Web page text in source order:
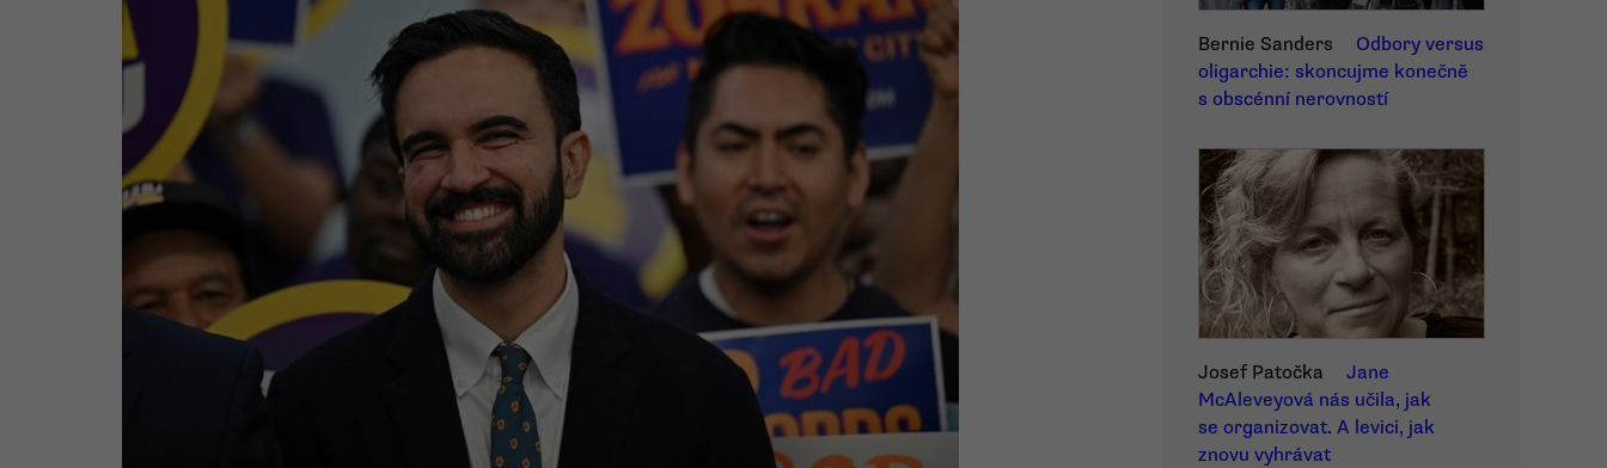
Bernie Sanders
Odbory versus
oligarchie: skoncujme konečně
s obscénní nerovností
Josef Patočka
Jane
McAleveyová nás učila, jak
se organizovat. A levici, jak
znovu vyhrávat